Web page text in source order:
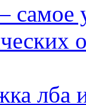
самое
лба